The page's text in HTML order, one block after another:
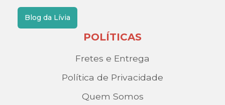
Blog da Lívia
POLÍTICAS
Fretes e Entrega
Política de Privacidade
Quem Somos